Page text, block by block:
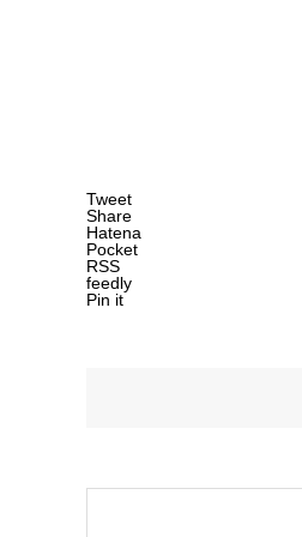
Tweet
Share
Hatena
Pocket
RSS
feedly
Pin it